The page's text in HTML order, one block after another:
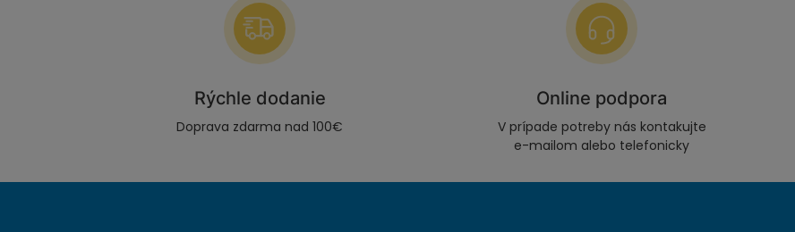
Rýchle dodanie
Doprava zdarma nad 100€
Online podpora
V prípade potreby nás kontakujte
e-mailom alebo telefonicky